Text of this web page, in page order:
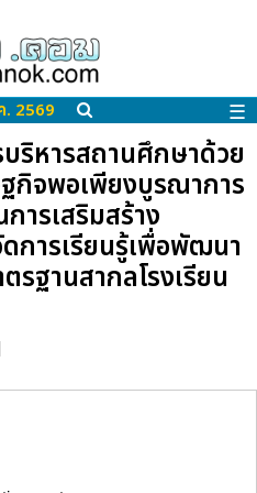
. 2569 ☰
ริหารสถานศึกษาด้วย
กิจพอเพียงบูรณาการ
ารเสริมสร้าง
การเรียนรู้เพื่อพัฒนา
ฐานสากลโรงเรียน